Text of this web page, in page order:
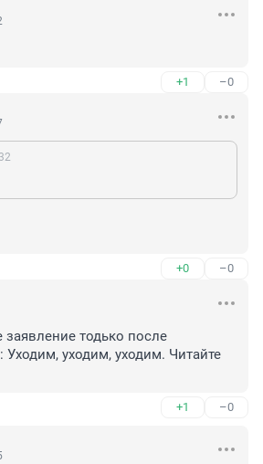
+1 –0
+0 –0
заявление тодько после
Уходим, уходим, уходим. Читайте
+1 –0